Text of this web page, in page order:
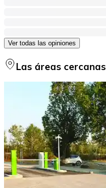
Ver todas las opiniones
Las áreas cercanas